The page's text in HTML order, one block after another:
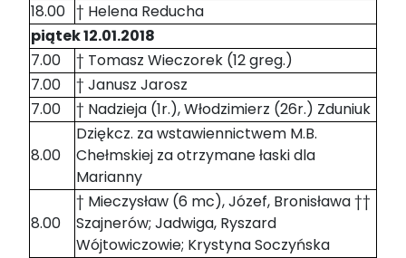
18.00 † Helena Reducha
piątek 12.01.2018
7.00
† Tomasz Wieczorek (12 greg.)
7.00
† Janusz Jarosz
7.00
† Nadzieja (1r.), Włodzimierz (26r.) Zduniuk
8.00
Dziękcz. za wstawiennictwem M.B.
Chełmskiej za otrzymane łaski dla
Marianny
8.00
† Mieczysław (6 mc), Józef, Bronisława ††
Szajnerów; Jadwiga, Ryszard
Wójtowiczowie; Krystyna Soczyńska